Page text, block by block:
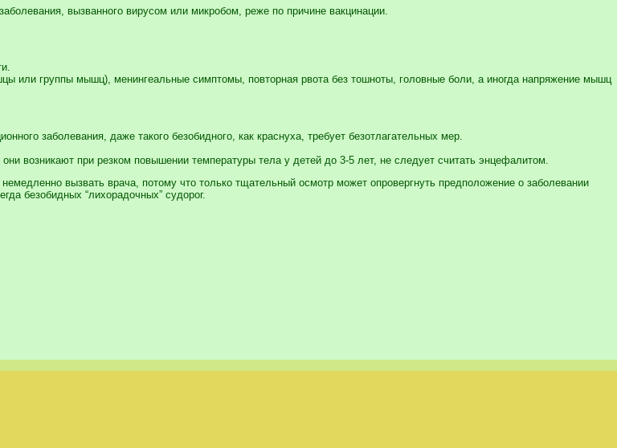
вызванного вирусом или микробом, реже по причине вакцинации.
или группы мышц), менингеальные симптомы, повторная рвота без тошноты, головные боли, а иногда напряжение мышц
заболевания, даже такого безобидного, как краснуха, требует безотлагательных мер.
возникают при резком повышении температуры тела у детей до 3-5 лет, не следует считать энцефалитом.
вызвать врача, потому что только тщательный осмотр может опровергнуть предположение о заболевании
безобидных “лихорадочных” судорог.